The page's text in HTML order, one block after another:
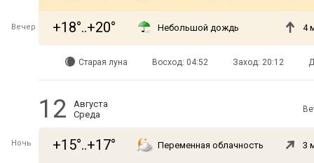
Вечер +18°..+20° Небольшой дождь 4
Старая луна Восход: 04:52 Заход: 20:12
12
Августа
Среда
Ночь +15°..+17° Переменная облачность 3